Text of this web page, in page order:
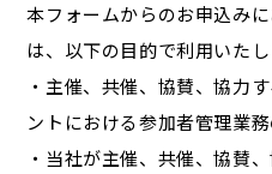
本フォームからのお申込み
は、以下の目的で利用いたし
・主催、共催、協賛、協力
ントにおける参加者管理業
・当社が主催、共催、協賛